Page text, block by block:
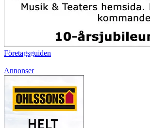
Företagsguiden
Annonser